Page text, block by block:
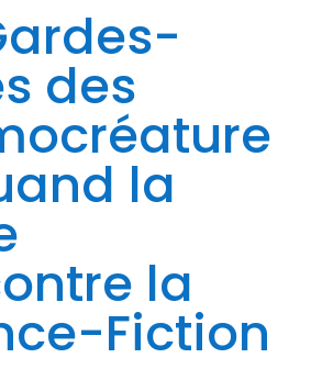
des
la
la
Fiction